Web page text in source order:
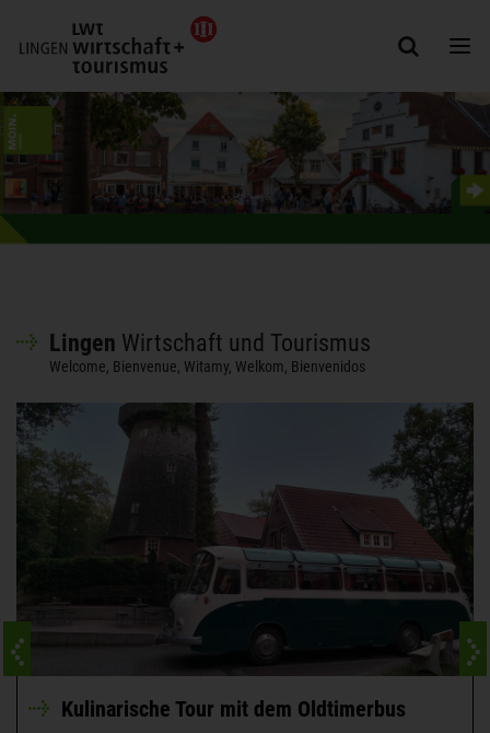
Lingen Wirtschaft und Tourismus
Welcome, Bienvenue, Witamy, Welkom, Bienvenidos
Kulinarische Tour mit dem Oldtimerbus